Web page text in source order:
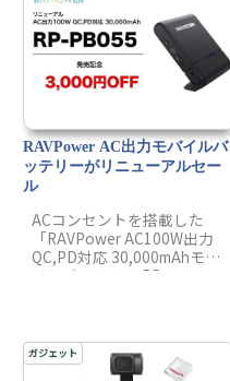
RAVPower AC出力モバイルバ
ッテリーがリニューアルセー
ル
ACコンセントを搭載した
「RAVPower AC100W出力
QC,PD対応 30,000mAhモバ
イルバッテリー RP-
います。今回のリニューア
ルしたポイントをまとめて
ガジェット